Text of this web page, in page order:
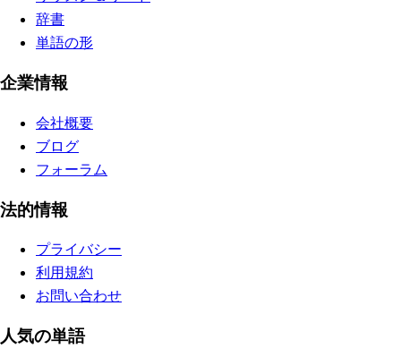
辞書
単語の形
企業情報
会社概要
ブログ
フォーラム
法的情報
プライバシー
利用規約
お問い合わせ
人気の単語